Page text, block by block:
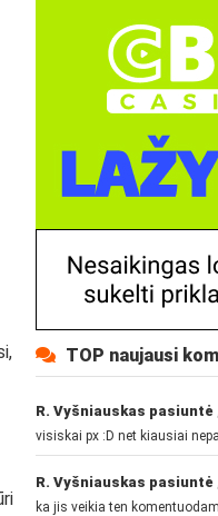
TOP naujausi
visiskai px :D net kiausiai
ka jis veikia ten